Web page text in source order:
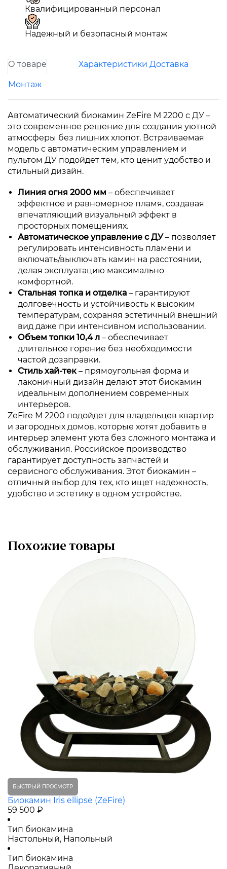
Квалифицированный персонал
Надежный и безопасный монтаж
О товаре Характеристики Доставка
Монтаж
Автоматический биокамин ZeFire М 2200 с ДУ –
это современное решение для создания уютной
атмосферы без лишних хлопот. Встраиваемая
модель с автоматическим управлением и
пультом ДУ подойдет тем, кто ценит удобство и
стильный дизайн.
Линия огня 2000 мм – обеспечивает
эффектное и равномерное пламя, создавая
впечатляющий визуальный эффект в
просторных помещениях.
Автоматическое управление с ДУ– позволяет
регулировать интенсивность пламени и
включать/выключать камин на расстоянии,
делая эксплуатацию максимально
комфортной.
Стальная топка и отделка – гарантируют
долговечность и устойчивость к высоким
температурам, сохраняя эстетичный внешний
вид даже при интенсивном использовании.
Объем топки 10,4 л – обеспечивает
длительное горение без необходимости
частой дозаправки.
Стиль хай-тек– прямоугольная форма и
лаконичный дизайн делают этот биокамин
идеальным дополнением современных
интерьеров.
ZeFire М 2200 подойдет для владельцев квартир
и загородных домов, которые хотят добавить в
интерьер элемент уюта без сложного монтажа и
обслуживания. Российское производство
гарантирует доступность запчастей и
сервисного обслуживания. Этот биокамин –
отличный выбор для тех, кто ищет надежность,
удобство и эстетику в одном устройстве.
Похожие товары
БЫСТРЫЙ ПРОСМОТР
Биокамин Iris ellipse (ZeFire)
59 500 ₽
Тип биокамина
Настольный, Напольный
Тип биокамина